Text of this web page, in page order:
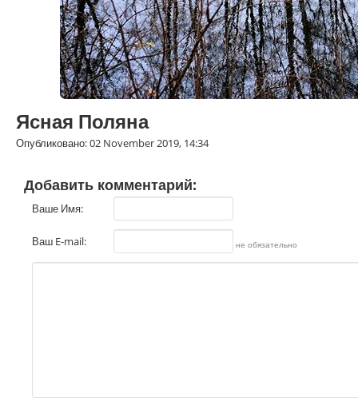
Ясная Поляна
Опубликовано: 02 November 2019, 14:34
Добавить комментарий:
Ваше Имя:
Ваш E-mail: не обязательно